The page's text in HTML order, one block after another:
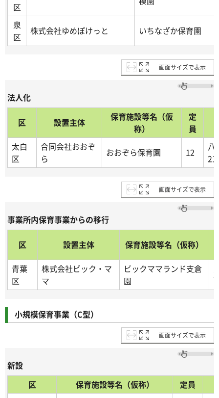
区
泉
区
株式会社ゆめぽけっと いちなざか保育園
画面サイズで表示
法人化
区 設置主体
保育施設等名（仮
称）
定
員
太白
区
合同会社おおぞ
ら
おおぞら保育園 12
八
21
画面サイズで表示
事業所内保育事業からの移行
区 設置主体 保育施設等名（仮称）
青葉
区
株式会社ビック・マ
マ
ビックママランド支倉
園
小規模保育事業（C型）
画面サイズで表示
新設
区
保育施設等名（仮称） 定員